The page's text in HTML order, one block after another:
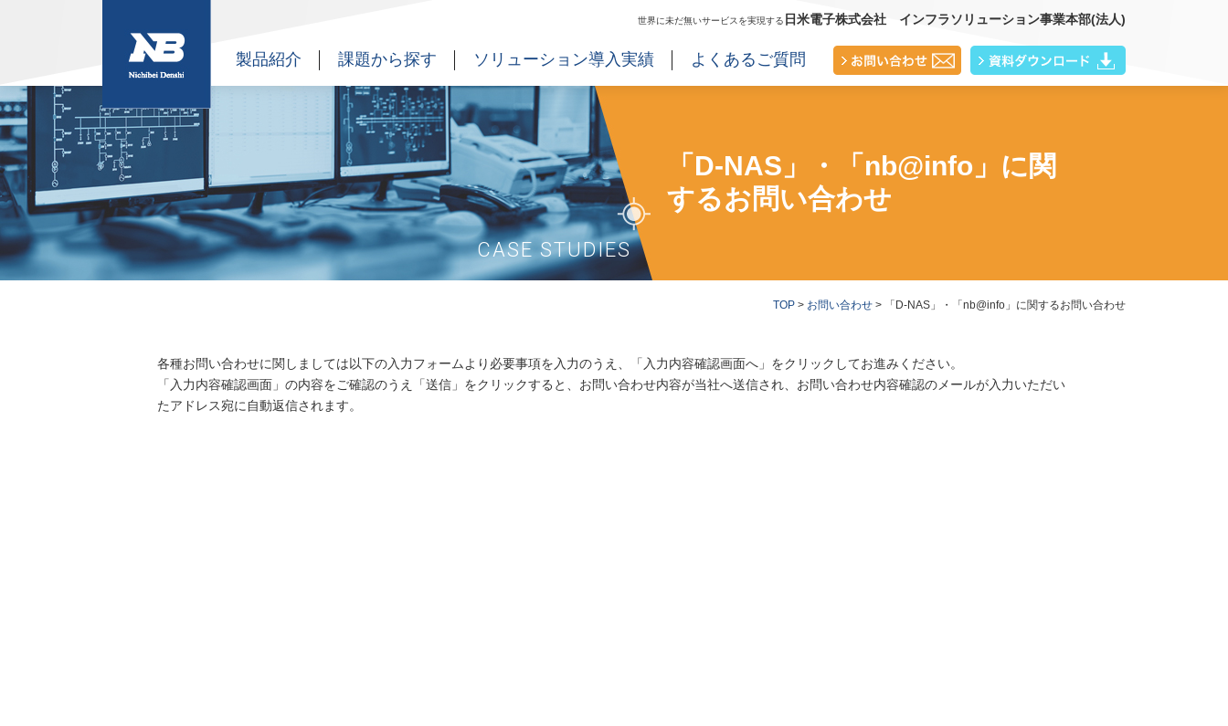
世界に未だ無いサービスを実現する 日米電子株式会社 インフラソリューション事業本部(法人)
製品紹介 課題から探す ソリューション導入実績 よくあるご質問
TOP > お問い合わせ > 「D-NAS」・「nb@info」に関するお問い合わせ
「D-NAS」・「nb@info」に関
するお問い合わせ
CASE STUDIES
各種お問い合わせに関しましては以下の入力フォームより必要事項を入力のうえ、「入力内容確認画面へ」をクリックしてお進みください。
「入力内容確認画面」の内容をご確認のうえ「送信」をクリックすると、お問い合わせ内容が当社へ送信され、お問い合わせ内容確認のメールが入力いただい
たアドレス宛に自動返信されます。